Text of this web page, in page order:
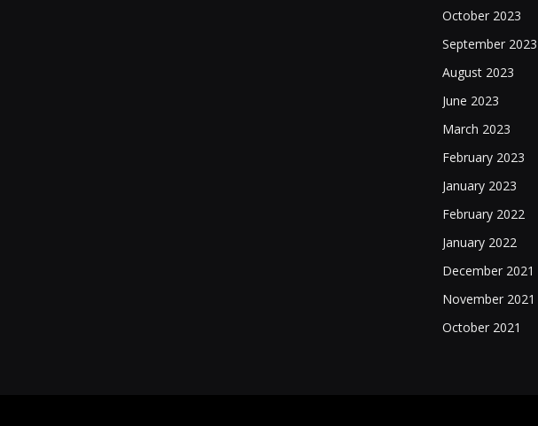
October 2023
September 2023
August 2023
June 2023
March 2023
February 2023
January 2023
February 2022
January 2022
December 2021
November 2021
October 2021